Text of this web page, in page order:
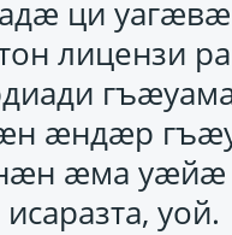
ци
лицензи
ӕндӕр
ӕма уӕйӕ
уой.